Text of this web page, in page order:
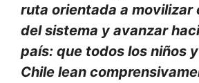
ruta orientada a movilizar
del sistema y avanzar
país: que todos los niños
Chile lean